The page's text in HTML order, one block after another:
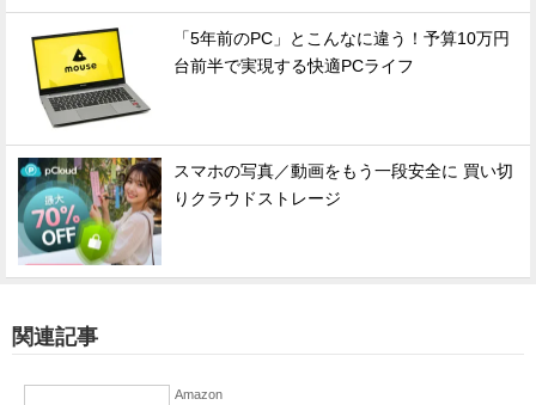
「5年前のPC」とこんなに違う！予算10万円
台前半で実現する快適PCライフ
スマホの写真／動画をもう一段安全に 買い切
りクラウドストレージ
関連記事
Amazon